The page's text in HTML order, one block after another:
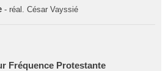
- réal. César Vayssié
Fréquence Protestante